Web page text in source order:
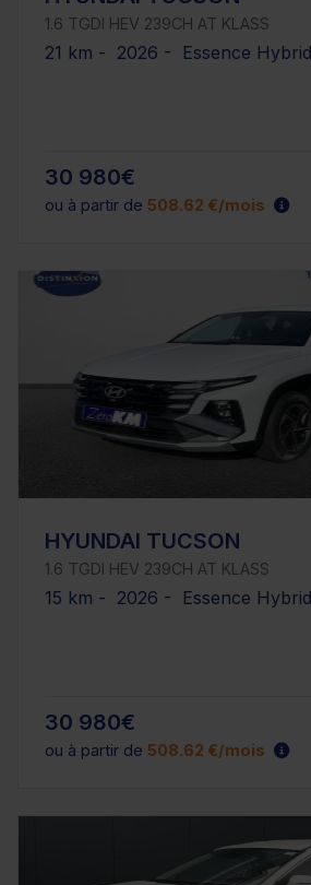
1.6 TGDI HEV 239CH AT KLASS
21 km - 2026 - Essence
30 980€
ou à partir de 508.62 €/mois
HYUNDAI TUCSON
1.6 TGDI HEV 239CH AT KLASS
15 km - 2026 - Essence
30 980€
ou à partir de 508.62 €/mois